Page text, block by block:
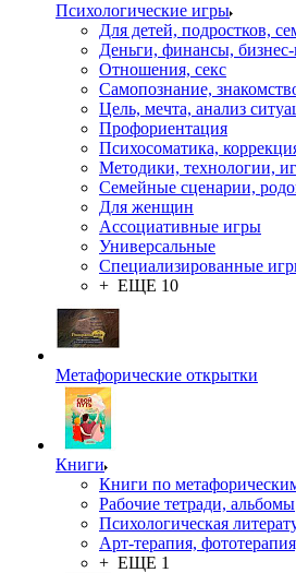
Психологические игры
Для детей, подростков,
Деньги, финансы,
Отношения, секс
Самопознание,
Цель, мечта, анализ
Профориентация
Психосоматика,
Методики, технологии,
Семейные сценарии,
Для женщин
Ассоциативные игры
Универсальные
Специализированные
+ ЕЩЕ 10
Метафорические открытки
Книги
Книги по
Рабочие тетради, альбомы
Психологическая
Арт-терапия,
+ ЕЩЕ 1